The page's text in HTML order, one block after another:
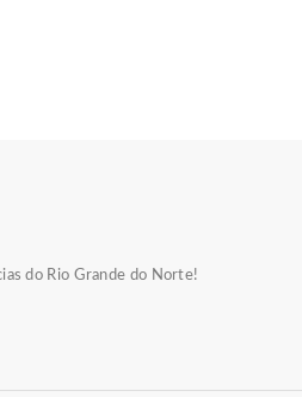
do Rio Grande do Norte!